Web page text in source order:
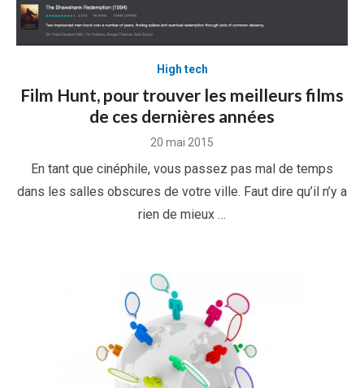
High tech
Film Hunt, pour trouver les meilleurs films
de ces dernières années
Posted
20 mai 2015
En tant que cinéphile, vous passez pas mal de temps
dans les salles obscures de votre ville. Faut dire qu’il n’y a
rien de mieux …